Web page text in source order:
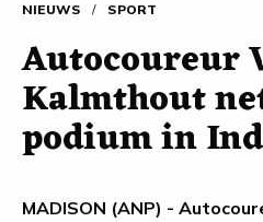
NIEUWS / SPORT
Autocoureur
Kalmthout
podium in
MADISON (ANP) -